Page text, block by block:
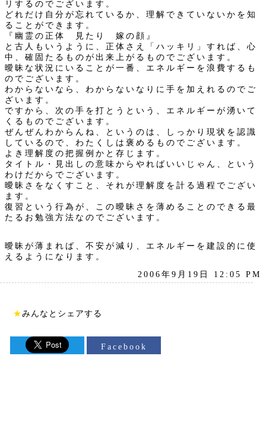
リするのでございます。
どれだけ自分が忘れているか、理解できていないかを知
ることができます。
『幽霊の正体 見たり 嫁の顔』
と古人もいうように、正体さえ「ハッキリ」すれば、心
中、確固たるものが出来上がるものでございます。
曖昧な状況にいることが一番、エネルギーを浪費するも
のでございます。
わからないなら、わからないなりに手を加えれるのでご
ざいます。
ですから、次の手を打とうという、エネルギーが湧いて
くるものでございます。
ぜんぜんわからんね、というのは、しっかり現状を認識
しているので、わたくしは褒めるものでございます。
よき理解度の把握例かと存じます。
タイトル・見出しの意味からやればいいじゃん、という
わけだからでございます。
曖昧さをなくすこと、それが理解度を計る過程でござい
ます。
復習という行為が、この曖昧さを薄めることのできる最
たるお勉強方法なのでございます。
曖昧が薄まれば、不安が減り、エネルギーを建設的に使
えるようになります。
2006年9月19日 12:05 PM
★みんなとシェアする
Facebook